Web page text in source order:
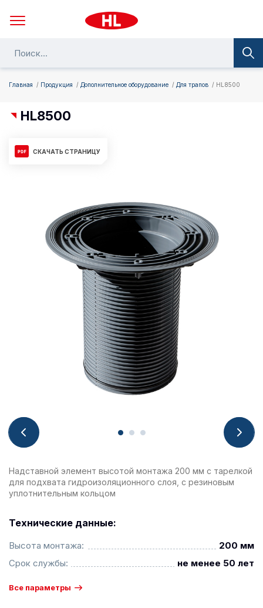
Главная Продукция Дополнительное оборудование Для трапов HL8500
HL8500
СКАЧАТЬ СТРАНИЦУ
Надставной элемент высотой монтажа 200 мм с тарелкой
для подхвата гидроизоляционного слоя, с резиновым
уплотнительным кольцом
Технические данные:
Высота монтажа:
200 мм
Срок службы:
не менее 50 лет
Все параметры